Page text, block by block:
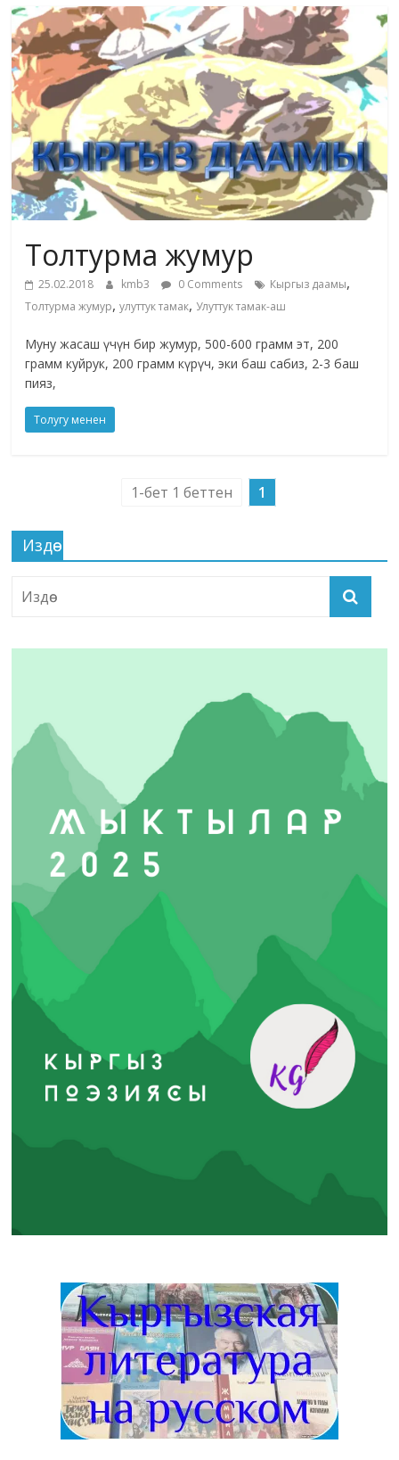
маданияты
жана
адабияты
Толтурма жумур
25.02.2018 kmb3 0 Comments Кыргыз даамы,
Толтурма жумур,улуттук тамак, Улуттук тамак-аш
Муну жасаш үчүн бир жумур, 500-600 грамм эт, 200
грамм куйрук, 200 грамм күрүч, эки баш сабиз, 2-3 баш
пияз,
Толугу менен
1-бет 1 беттен 1
Издөө